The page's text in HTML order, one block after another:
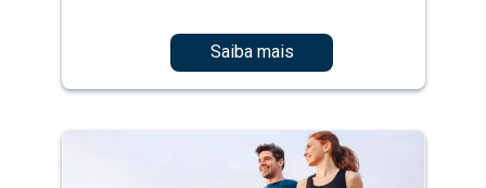
Saiba mais